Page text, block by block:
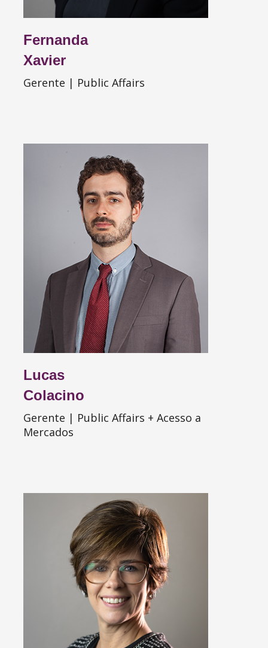
Fernanda
Xavier
Gerente | Public Affairs
Lucas
Colacino
Gerente | Public Affairs + Acesso a
Mercados